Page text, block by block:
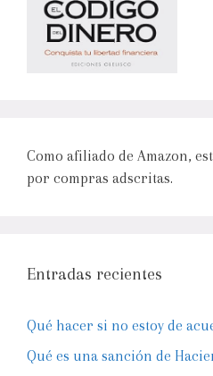
Como afiliado de Amazon,
por compras adscritas.
Entradas recientes
Qué hacer si no estoy de
Qué es una sanción de